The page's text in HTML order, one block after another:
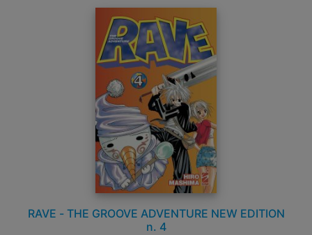
RAVE - THE GROOVE ADVENTURE NEW EDITION
n. 4